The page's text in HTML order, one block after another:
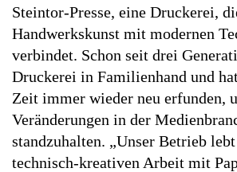
Steintor-Presse, eine Druckerei,
Handwerkskunst mit modernen
verbindet. Schon seit drei
Druckerei in Familienhand und
Zeit immer wieder neu erfunden,
Veränderungen in der
standzuhalten. „Unser Betrieb
technisch-kreativen Arbeit mit